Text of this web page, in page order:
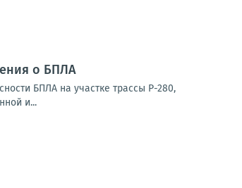
о БПЛА
БПЛА на участке трассы Р-280,
и...